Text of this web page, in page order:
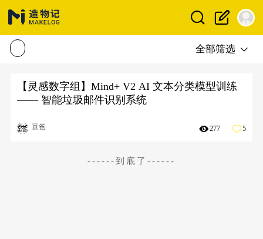
全部筛选
【灵感数字组】Mind+ V2 AI 文本分类模型训练
—— 智能垃圾邮件识别系统
豆爸 277 5
------到底了------